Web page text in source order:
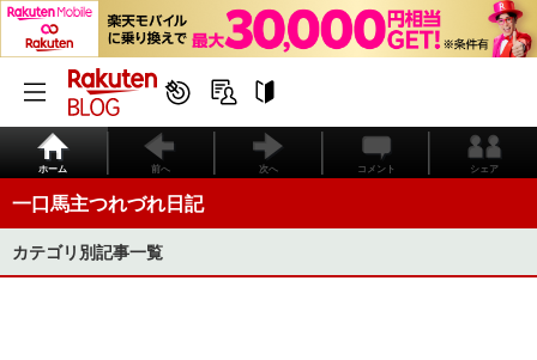
ホーム 前へ 次へ コメント シェア
一口馬主つれづれ日記
カテゴリ別記事一覧